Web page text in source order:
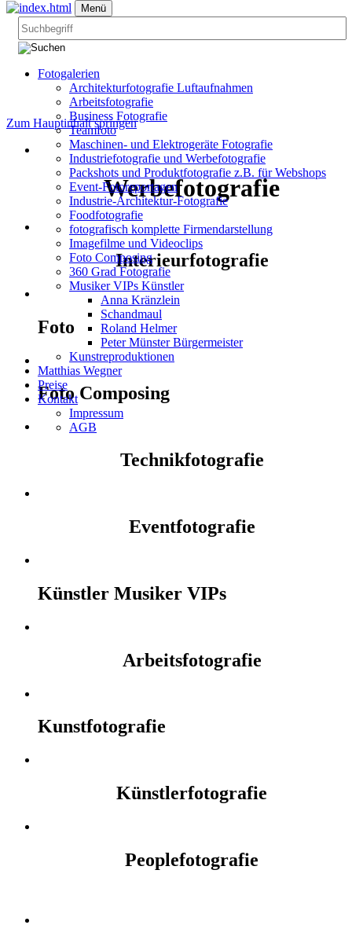
Zum Hauptinhalt springen
Menü
Fotogalerien
Architekturfotografie Luftaufnahmen
Arbeitsfotografie
Business Fotografie
Teamfoto
Maschinen- und Elektrogeräte Fotografie
Industriefotografie und Werbefotografie
Packshots und Produktfotografie z.B. für Webshops
Event-Fotoreportagen
Industrie-Architektur-Fotografie
Foodfotografie
fotografisch komplette Firmendarstellung
Imagefilme und Videoclips
Foto Composing
360 Grad Fotografie
Musiker VIPs Künstler
Anna Kränzlein
Schandmaul
Roland Helmer
Peter Münster Bürgermeister
Kunstreproduktionen
Matthias Wegner
Preise
Kontakt
Impressum
AGB
Werbefotografie
Interieurfotografie
Foto
Foto Composing
Technikfotografie
Eventfotografie
Künstler Musiker VIPs
Arbeitsfotografie
Kunstfotografie
Künstlerfotografie
Peoplefotografie